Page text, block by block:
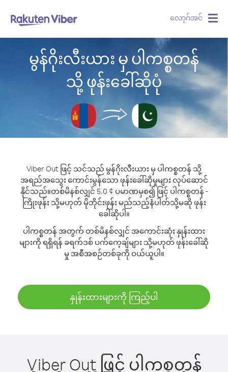
လော့ဂ်အင်
မွန်ဂိုးလီးယား မှ ပါကစ္စတန်
သို့ ဖုန်းခေါ်ဆိုပုံ
Viber Out ဖြင့် သင်သည် မွန်ဂိုးလီးယား မှ ပါကစ္စတန် သို့
အရည်အသွေး ကောင်းမွန်သော ဖုန်းခေါ်ဆိုမှုများ လုပ်ဆောင်
နိုင်သည်။တစ်မိနစ်လျှင် 5.0 ¢ ပမာဏမှစ၍ ဖြင့် ပါကစ္စတန် -
ကြိုးဖုန်း သို့မဟုတ် မိုဘိုင်းဖုန်း မည်သည့်နံပါတ်သို့မဆို ဖုန်း
ခေါ်ဆိုပါ။
ပါကစ္စတန် အတွက် တစ်မိနစ်လျှင် အကောင်းဆုံး နှုန်းထား
များကို ရရှိရန် ခရက်ဒစ် ပက်ကေ့ချ်များ သို့မဟုတ် ဖုန်းခေါ်ဆို
မှု အစီအစဉ်တစ်ခုကို ဝယ်ယူပါ။
နှုန်းထားများကို ကြည့်ပါ
Viber Out ဖြင့် ပါကစ္စတန်